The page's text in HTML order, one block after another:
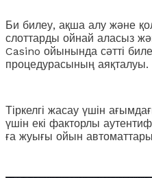
Би билеу, ақша алу және
слоттарды ойнай аласыз
Casino ойынында сәтті
процедурасының аяқталуы.
Тіркелгі жасау үшін
үшін екі факторлы
ға жуығы ойын